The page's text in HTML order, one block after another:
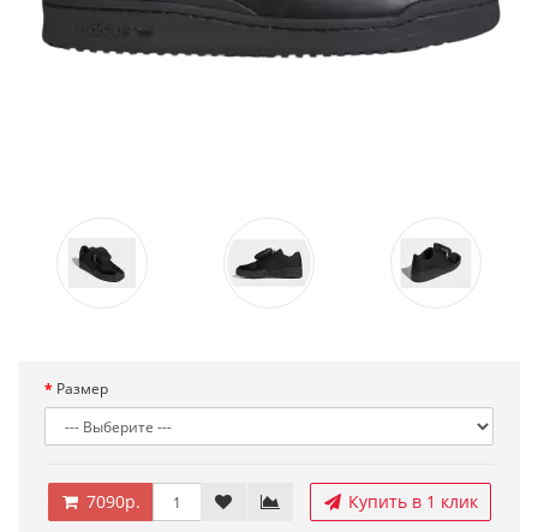
Размер
7090р. Купить в 1 клик